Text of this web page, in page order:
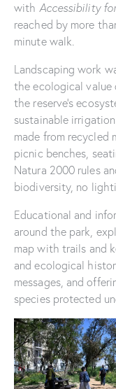
with Accessibility
reached by more
minute walk.
Landscaping work
the ecological value
the reserve’s
sustainable
made from recycled
picnic benches,
Natura 2000 rules
biodiversity, no
Educational and
around the park,
map with trails and
and ecological
messages, and
species protected